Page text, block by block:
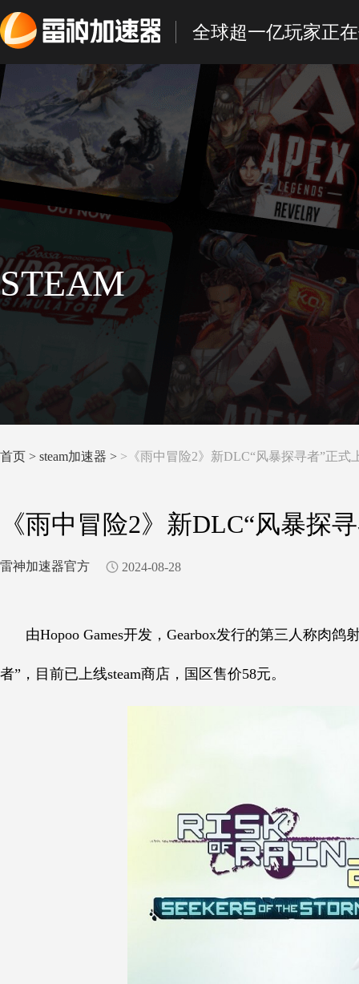
全球超一亿玩家正
STEAM
首页 > steam加速器 > >《雨中冒险2》新DLC“风暴探寻者”正式
《雨中冒险2》新DLC“风暴探
雷神加速器官方 2024-08-28
由Hopoo Games开发，Gearbox发行的第三人称肉
者”，目前已上线steam商店，国区售价58元。